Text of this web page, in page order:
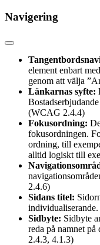
Navigering
element enbart
genom att välja
Länkarnas syfte:
(WCAG 2.4.4)
Fokusordning:
fokusordningen.
ordning, till
alltid logiskt till
2.4.6)
Sidans titel:
Sidbyte: Sidbyte
reda på namnet
2.4.3, 4.1.3)